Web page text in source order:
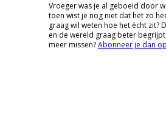
Vroeger was je al geboeid door
toen wist je nog niet dat het zo
graag wil weten hoe het écht
en de wereld graag beter
meer missen?Abonneer je dan